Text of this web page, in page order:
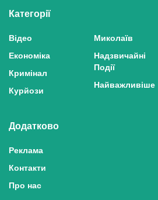
Категорії
Відео
Економіка
Кримінал
Курйози
Миколаїв
Надзвичайні
Події
Найважливіше
Додатково
Реклама
Контакти
Про нас